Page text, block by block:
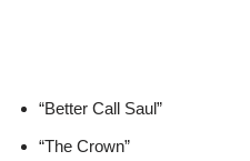
“Better Call Saul”
“The Crown”